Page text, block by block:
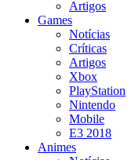
Artigos
Games
Notícias
Críticas
Artigos
Xbox
PlayStation
Nintendo
Mobile
E3 2018
Animes